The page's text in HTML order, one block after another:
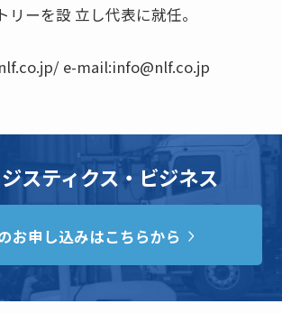
リーを設 立し代表に就任。
e-mail:info@nlf.co.jp
スティクス・ビジネス
お申し込みはこちらから